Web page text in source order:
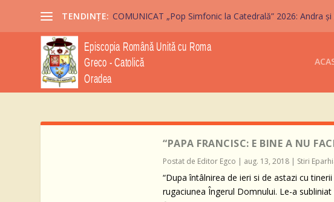
TENDINȚE: COMUNICAT „Pop Simfonic la Catedrală” 2026: Andra și
“PAPA FRANCISC: E BINE A NU
Postat de Editor Egco | aug. 13, 2018 | Stiri
“Dupa întâlnirea de ieri si de astazi cu
rugaciunea Îngerul Domnului. Le-a